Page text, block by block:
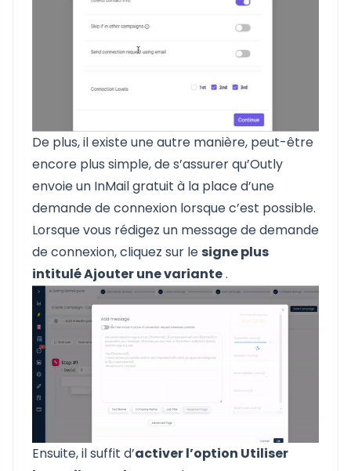
De plus, il existe une autre manière, peut-être
encore plus simple, de s’assurer qu’Outly
envoie un InMail gratuit à la place d’une
demande de connexion lorsque c’est possible.
Lorsque vous rédigez un message de demande
de connexion, cliquez sur lesigne plus
intitulé Ajouter une variante.
Ensuite, il suffit d’activer l’option Utiliser